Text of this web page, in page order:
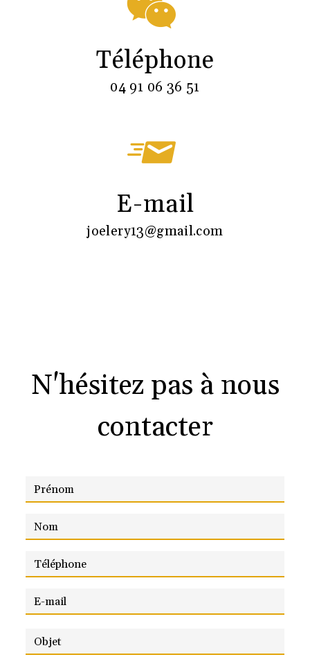
Téléphone
04 91 06 36 51
E-mail
joelery13@gmail.com
N'hésitez pas à nous
contacter